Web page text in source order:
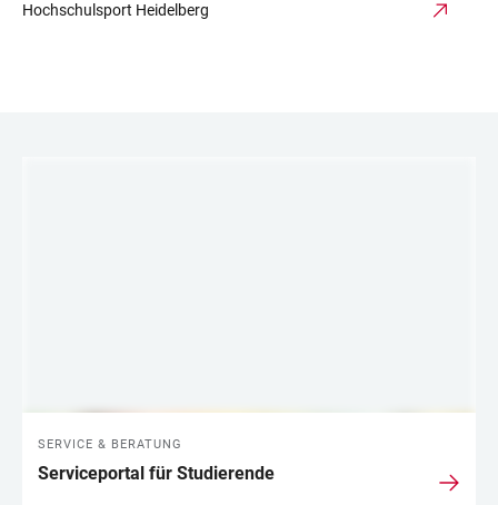
Hochschulsport Heidelberg
SERVICE & BERATUNG
Serviceportal für Studierende